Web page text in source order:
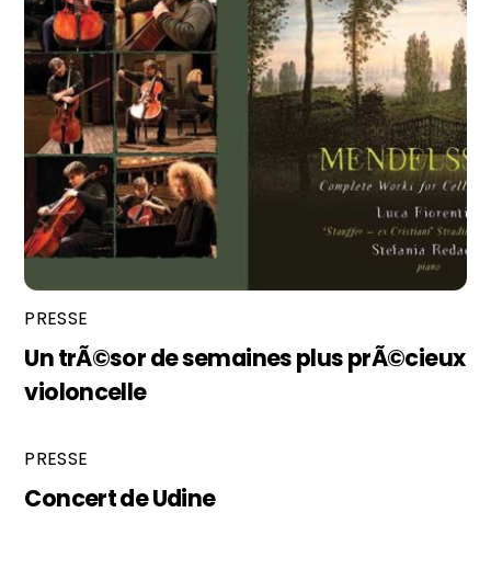
PRESSE
Un trÃ©sor de semaines plus prÃ©cieux
violoncelle
PRESSE
Concert de Udine